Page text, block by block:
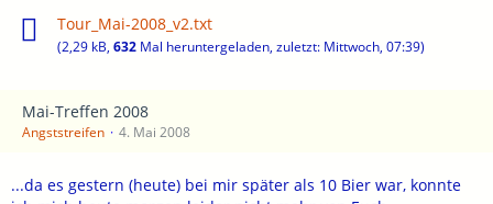
Tour_Mai-2008_v2.txt
(2,29 kB, 632 Mal heruntergeladen, zuletzt: Mittwoch, 07:39)
Mai-Treffen 2008
Angststreifen 4. Mai 2008
...da es gestern (heute) bei mir später als 10 Bier war, konnte